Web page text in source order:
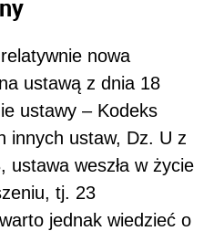
nowa
ustawą z dnia 18
ustawy – Kodeks
innych ustaw, Dz. U z
ustawa weszła w życie
tj. 23
jednak wiedzieć o